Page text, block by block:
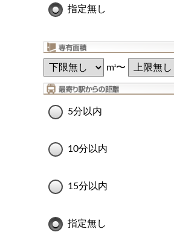
指定無し
m2〜
5分以内
10分以内
15分以内
指定無し